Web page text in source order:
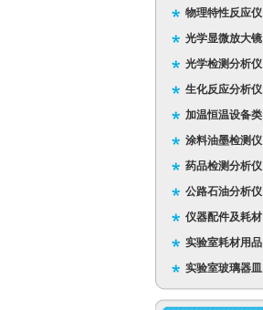
物理特性反应仪
光学显微放大镜
光学检测分析仪
生化反应分析仪
加温恒温设备类
涂料油墨检测仪
药品检测分析仪
公路石油分析仪
仪器配件及耗材
实验室耗材用品
实验室玻璃器皿